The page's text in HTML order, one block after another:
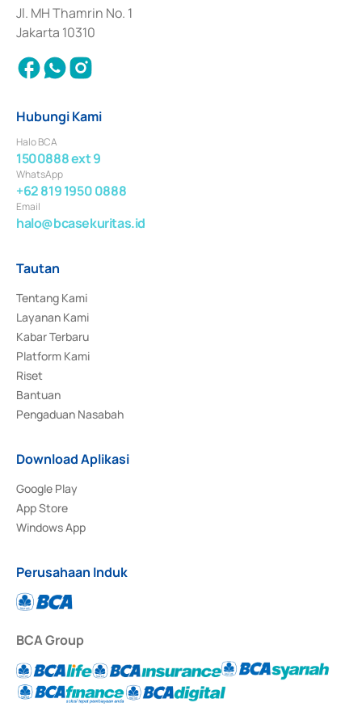
Jl. MH Thamrin No. 1
Jakarta 10310
Hubungi Kami
Halo BCA
1500888 ext 9
WhatsApp
+62 819 1950 0888
Email
halo@bcasekuritas.id
Tautan
Tentang Kami
Layanan Kami
Kabar Terbaru
Platform Kami
Riset
Bantuan
Pengaduan Nasabah
Download Aplikasi
Google Play
App Store
Windows App
Perusahaan Induk
BCA Group